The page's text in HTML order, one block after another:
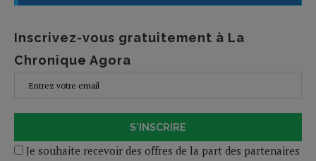
Inscrivez-vous gratuitement à La
Chronique Agora
S'INSCRIRE
Je souhaite recevoir des offres de la part des partenaires